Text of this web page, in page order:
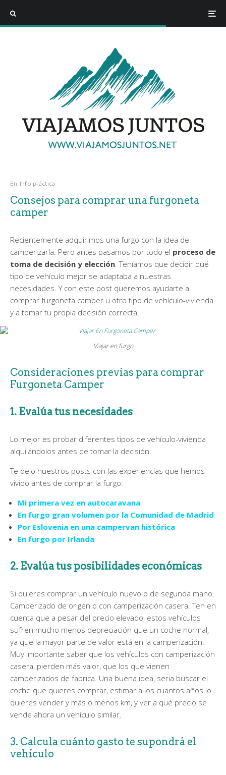
En Info práctica
Consejos para comprar una furgoneta
camper
Recientemente adquirimos una furgo con la idea de
camperizarla. Pero antes pasamos por todo el proceso de
toma de decisión y elección. Teníamos que decidir qué
tipo de vehículo mejor se adaptaba a nuestras
necesidades. Y con este post queremos ayudarte a
comprar furgoneta camper u otro tipo de vehículo-vivienda
y a tomar tu propia decisión correcta.
Viajar en furgo
Consideraciones previas para comprar
Furgoneta Camper
1. Evalúa tus necesidades
Lo mejor es probar diferentes tipos de vehículo-vivienda
alquilándolos antes de tomar la decisión.
Te dejo nuestros posts con las experiencias que hemos
vivido antes de comprar la furgo:
Mi primera vez en autocaravana
En furgo gran volumen por la Comunidad de Madrid
Por Eslovenia en una campervan histórica
En furgo por Irlanda
2. Evalúa tus posibilidades económicas
Si quieres comprar un vehículo nuevo o de segunda mano.
Camperizado de origen o con camperización casera. Ten en
cuenta que a pesar del precio elevado, estos vehículos
sufren mucho menos depreciación que un coche normal,
ya que la mayor parte de valor está en la camperización.
Muy importante saber que los vehículos con camperización
casera, pierden más valor, que los que vienen
camperizados de fabrica. Una buena idea, seria buscar el
coche que quieres comprar, estimar a los cuantos años lo
quieres vender y más o menos km, y ver a qué precio se
vende ahora un vehículo similar.
3. Calcula cuánto gasto te supondrá el
vehículo